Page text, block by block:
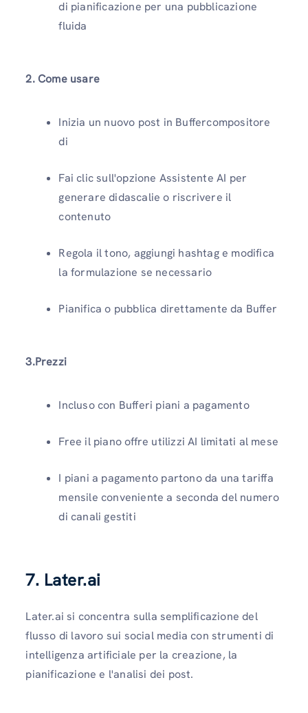
di pianificazione per una pubblicazione
fluida
2. Come usare
Inizia un nuovo post in Buffercompositore
di
Fai clic sull'opzione Assistente AI per
generare didascalie o riscrivere il
contenuto
Regola il tono, aggiungi hashtag e modifica
la formulazione se necessario
Pianifica o pubblica direttamente da Buffer
3.Prezzi
Incluso con Bufferi piani a pagamento
Free il piano offre utilizzi AI limitati al mese
I piani a pagamento partono da una tariffa
mensile conveniente a seconda del numero
di canali gestiti
7. Later.ai
Later.ai si concentra sulla semplificazione del
flusso di lavoro sui social media con strumenti di
intelligenza artificiale per la creazione, la
pianificazione e l'analisi dei post.